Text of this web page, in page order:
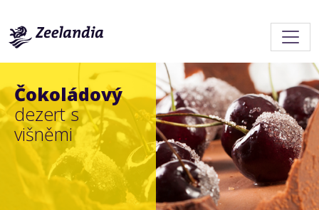
Čokoládový
dezert s
višněmi